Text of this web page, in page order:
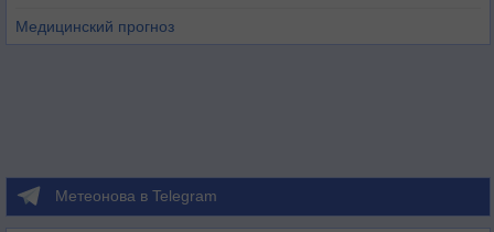
Медицинский прогноз
Метеонова в Telegram